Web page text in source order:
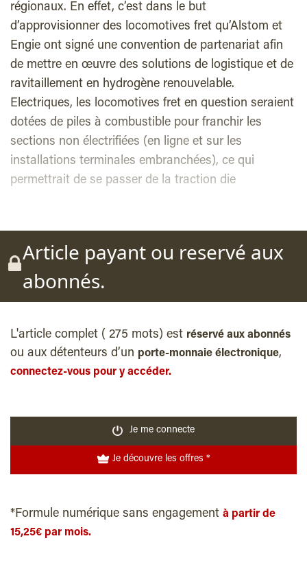
régionaux. En effet, c’est dans le but
d’approvisionner des locomotives fret qu’Alstom et
Engie ont signé une convention de partenariat afin
de mettre en œuvre des solutions de logistique et de
ravitaillement en hydrogène renouvelable.
Electriques, les locomotives fret en question seraient
dotées de piles à combustible pour franchir les
sections non électrifiées (en ligne et sur les
installations terminales embranchées), ce qui
permettrait de se passer de la traction die
Article payant ou reservé aux
abonnés.
L'article complet ( 275 mots) est réservé aux abonnés
ou aux détenteurs d’un porte-monnaie électronique,
connectez-vous pour y accéder.
Je me connecte
Je découvre les offres *
*Formule numérique sans engagement à partir de
15,25€ par mois.